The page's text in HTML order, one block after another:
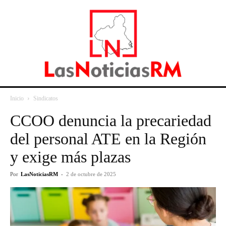
Inicio Sindicatos
CCOO denuncia la precariedad
del personal ATE en la Región
y exige más plazas
Por LasNoticiasRM - 2 de octubre de 2025